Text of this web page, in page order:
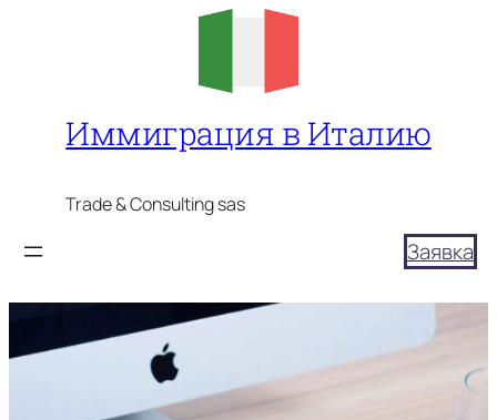
Иммиграция в Италию
Trade & Consulting sas
Заявка